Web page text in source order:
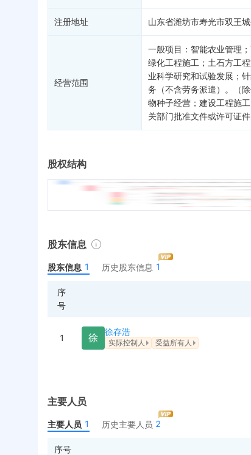
注册地址 山东省潍坊市寿光市双王
经营范围
一般项目：智能农业管理
绿化工程施工；土石方工
业科学研究和试验发展；
务（不含劳务派遣）。（
物种子经营；建设工程施
关部门批准文件或许可证件
股权结构
股东信息
股东信息 1 历史股东信息 1
序
号
1 徐
徐存浩
实际控制人 受益所有人
主要人员
主要人员 1 历史主要人员 2
序号